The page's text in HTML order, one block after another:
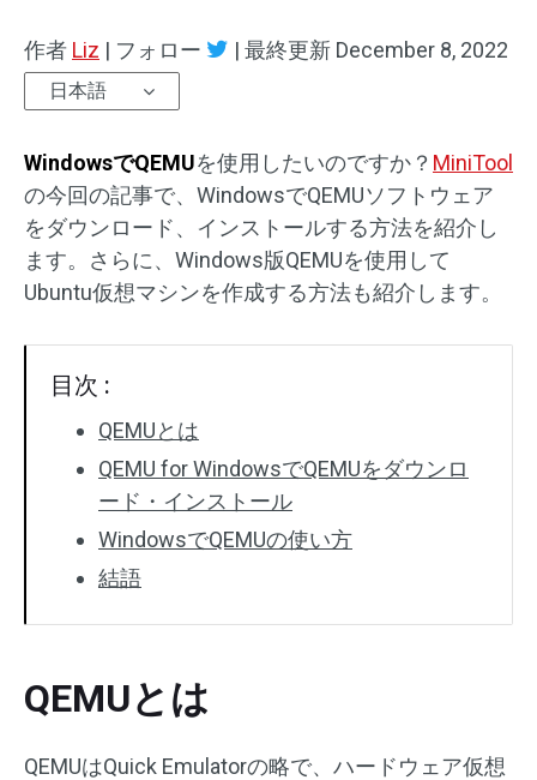
作者 Liz | フォロー | 最終更新 December 8, 2022
日本語
WindowsでQEMUを使用したいのですか？ MiniTool
の今回の記事で、WindowsでQEMUソフトウェア
をダウンロード、インストールする方法を紹介し
ます。さらに、Windows版QEMUを使用して
Ubuntu仮想マシンを作成する方法も紹介します。
目次 :
QEMUとは
QEMU for WindowsでQEMUをダウンロ
ード・インストール
WindowsでQEMUの使い方
結語
QEMUとは
QEMUはQuick Emulatorの略で、ハードウェア仮想